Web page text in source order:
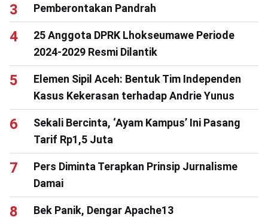
Pemberontakan Pandrah
25 Anggota DPRK Lhokseumawe Periode
2024-2029 Resmi Dilantik
Elemen Sipil Aceh: Bentuk Tim Independen
Kasus Kekerasan terhadap Andrie Yunus
Sekali Bercinta, ‘Ayam Kampus’ Ini Pasang
Tarif Rp1,5 Juta
Pers Diminta Terapkan Prinsip Jurnalisme
Damai
Bek Panik, Dengar Apache13